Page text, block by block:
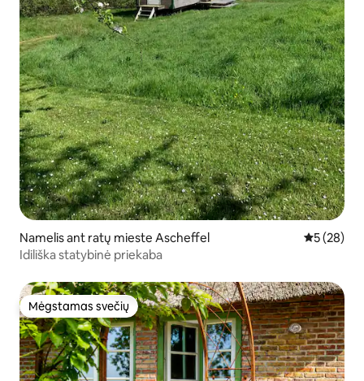
Namelis ant ratų mieste Ascheffel Vidutinis
5 (28)
Idiliška statybinė priekaba
Mėgstamas svečių
Mėgstamas svečių